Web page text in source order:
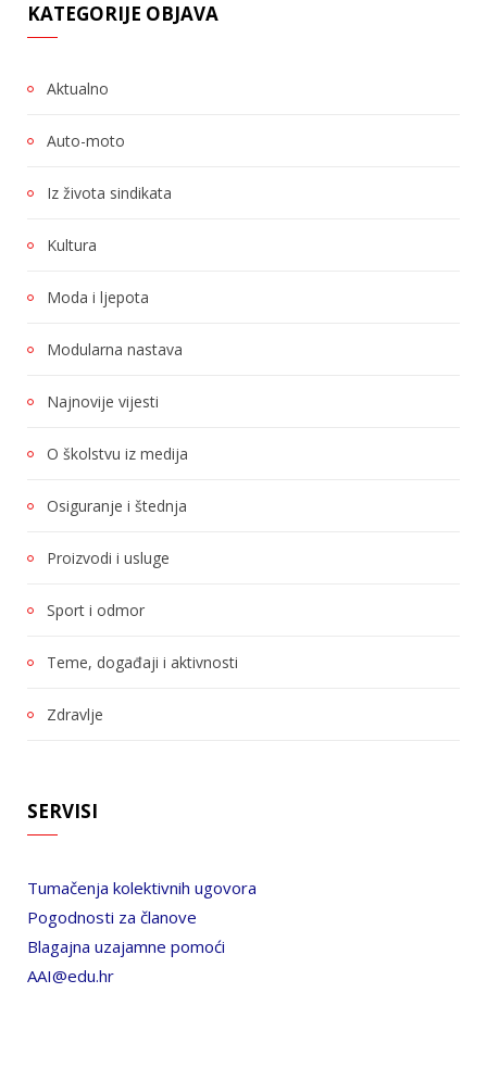
KATEGORIJE OBJAVA
Aktualno
Auto-moto
Iz života sindikata
Kultura
Moda i ljepota
Modularna nastava
Najnovije vijesti
O školstvu iz medija
Osiguranje i štednja
Proizvodi i usluge
Sport i odmor
Teme, događaji i aktivnosti
Zdravlje
SERVISI
Tumačenja kolektivnih ugovora
Pogodnosti za članove
Blagajna uzajamne pomoći
AAI@edu.hr